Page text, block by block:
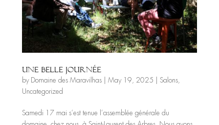
Une belle journée
by Domaine des Maravilhas| May 19, 2025 Salons,
Uncategorized
Samedi 17 mai s’est tenue l’assemblée générale du